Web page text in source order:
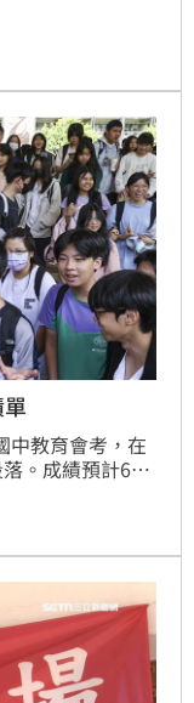
中教育會考，在
。成績預計6月